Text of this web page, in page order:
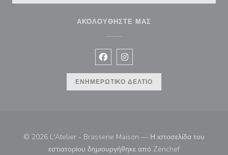
ΑΚΟΛΟΥΘΉΣΤΕ ΜΑΣ
Facebook ((ανοίγει σε νέο
Instagram ((ανοίγει σε νέο
ΕΝΗΜΕΡΩΤΙΚΌ ΔΕΛΤΊΟ
© 2026 L'Atelier - Brasserie Maison — Η ιστοσελίδα του
εστιατορίου δημιουργήθηκε από Zenchef((ανοίγει σε